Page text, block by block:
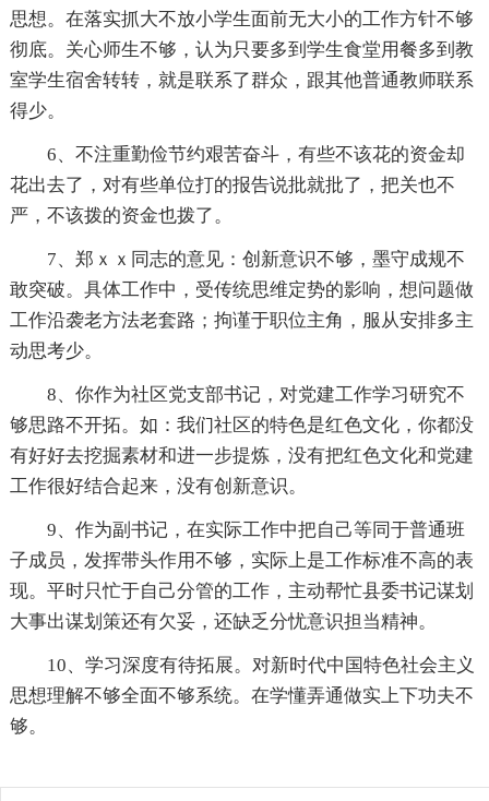
思想。在落实抓大不放小学生面前无大小的工作方针不够
彻底。关心师生不够，认为只要多到学生食堂用餐多到教
室学生宿舍转转，就是联系了群众，跟其他普通教师联系
得少。
6、不注重勤俭节约艰苦奋斗，有些不该花的资金却
花出去了，对有些单位打的报告说批就批了，把关也不
严，不该拨的资金也拨了。
7、郑ｘｘ同志的意见：创新意识不够，墨守成规不
敢突破。具体工作中，受传统思维定势的影响，想问题做
工作沿袭老方法老套路；拘谨于职位主角，服从安排多主
动思考少。
8、你作为社区党支部书记，对党建工作学习研究不
够思路不开拓。如：我们社区的特色是红色文化，你都没
有好好去挖掘素材和进一步提炼，没有把红色文化和党建
工作很好结合起来，没有创新意识。
9、作为副书记，在实际工作中把自己等同于普通班
子成员，发挥带头作用不够，实际上是工作标准不高的表
现。平时只忙于自己分管的工作，主动帮忙县委书记谋划
大事出谋划策还有欠妥，还缺乏分忧意识担当精神。
10、学习深度有待拓展。对新时代中国特色社会主义
思想理解不够全面不够系统。在学懂弄通做实上下功夫不
够。